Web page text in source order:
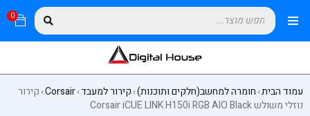
0
עמוד הבית›חומרה למחשב(חלקים ותוכנות)›קירור למעבד›
Corsair
›קירור
נוזלי משולש Corsair iCUE LINK H150i RGB AIO Black